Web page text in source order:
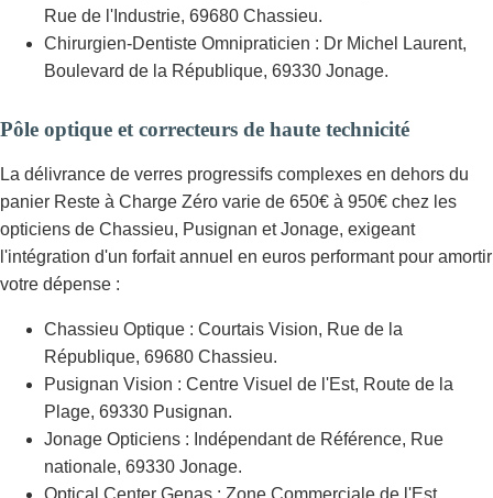
Rue de l'Industrie, 69680 Chassieu.
Chirurgien-Dentiste Omnipraticien : Dr Michel Laurent,
Boulevard de la République, 69330 Jonage.
Pôle optique et correcteurs de haute technicité
La délivrance de verres progressifs complexes en dehors du
panier Reste à Charge Zéro varie de 650€ à 950€ chez les
opticiens de Chassieu, Pusignan et Jonage, exigeant
l'intégration d'un forfait annuel en euros performant pour amortir
votre dépense :
Chassieu Optique : Courtais Vision, Rue de la
République, 69680 Chassieu.
Pusignan Vision : Centre Visuel de l'Est, Route de la
Plage, 69330 Pusignan.
Jonage Opticiens : Indépendant de Référence, Rue
nationale, 69330 Jonage.
Optical Center Genas : Zone Commerciale de l'Est